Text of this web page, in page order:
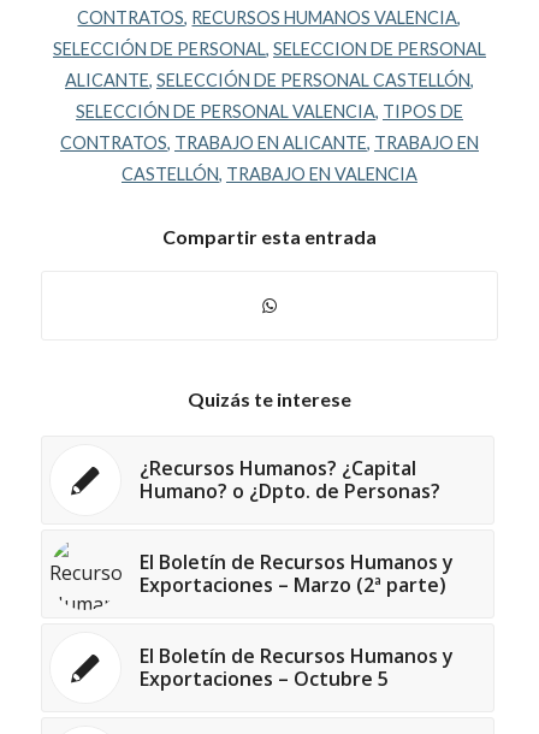
CONTRATOS, RECURSOS HUMANOS VALENCIA,
SELECCIÓN DE PERSONAL, SELECCION DE PERSONAL
ALICANTE, SELECCIÓN DE PERSONAL CASTELLÓN,
SELECCIÓN DE PERSONAL VALENCIA, TIPOS DE
CONTRATOS, TRABAJO EN ALICANTE, TRABAJO EN
CASTELLÓN, TRABAJO EN VALENCIA
Compartir esta entrada
Quizás te interese
¿Recursos Humanos? ¿Capital
Humano? o ¿Dpto. de Personas?
El Boletín de Recursos Humanos y
Exportaciones – Marzo (2ª parte)
El Boletín de Recursos Humanos y
Exportaciones – Octubre 5